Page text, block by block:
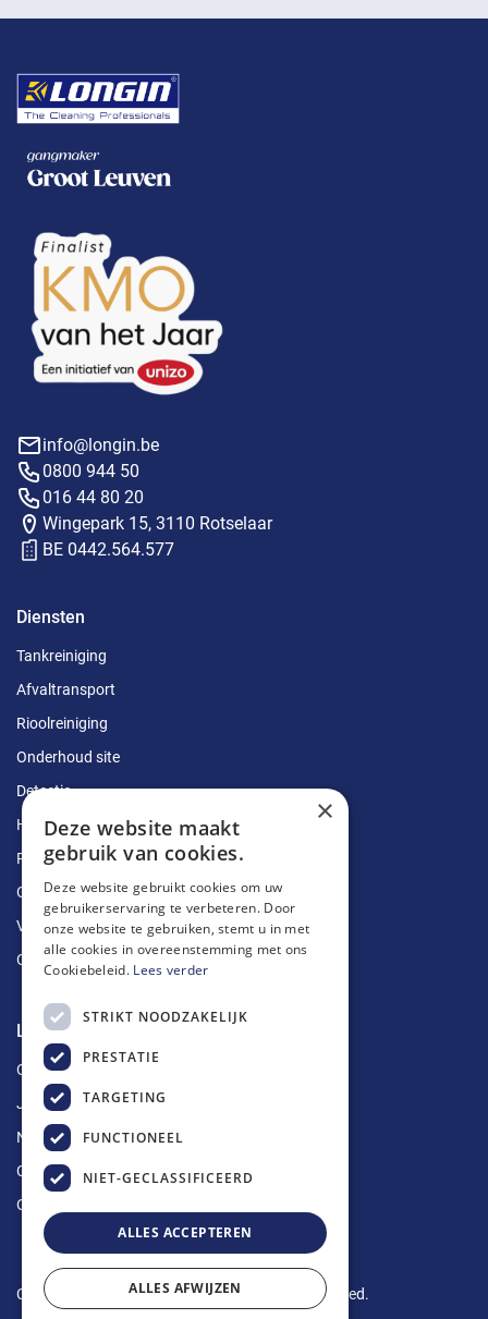
info@longin.be
0800 944 50
016 44 80 20
Wingepark 15, 3110 Rotselaar
BE 0442.564.577
Diensten
Tankreiniging
Afvaltransport
Rioolreiniging
Onderhoud site
Detectie
Herstellingen
Ruimingen
Ontstoppingen
Vetputten
Ontkalking
Longin Service
Over ons
Jobs
Nieuws
Contact
Offerte aanvragen
Copyright © 2024 Longin Service. All rights reserved.
×
Deze website maakt
gebruik van cookies.
Deze website gebruikt cookies om uw
gebruikerservaring te verbeteren. Door
onze website te gebruiken, stemt u in met
alle cookies in overeenstemming met ons
Cookiebeleid. Lees verder
STRIKT NOODZAKELIJK
PRESTATIE
TARGETING
FUNCTIONEEL
NIET-GECLASSIFICEERD
ALLES ACCEPTEREN
ALLES AFWIJZEN